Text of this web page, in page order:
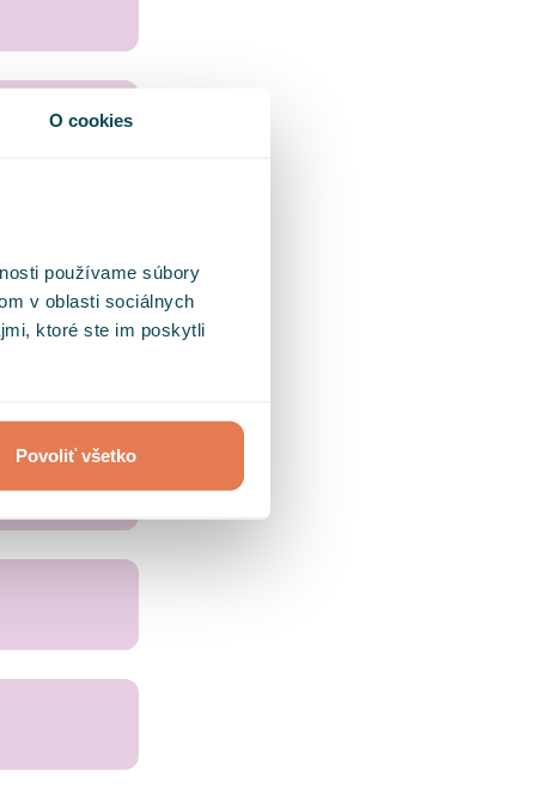
O cookies
používame súbory
v oblasti sociálnych
ktoré ste im poskytli
Povoliť všetko